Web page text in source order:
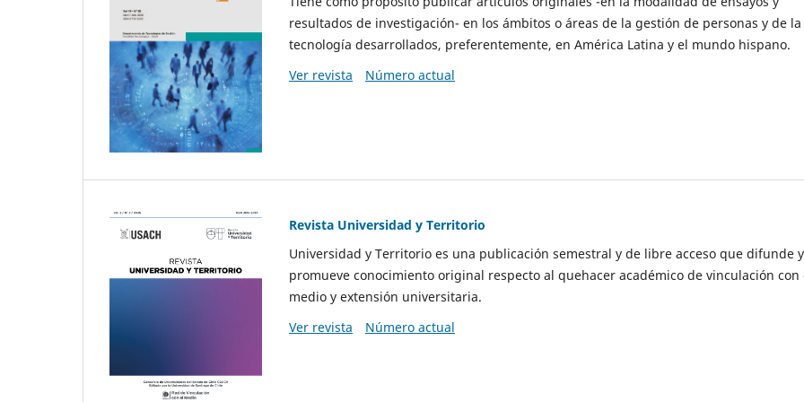
resultados de investigación- en los ámbitos o áreas de la gestión de personas y de la
tecnología desarrollados, preferentemente, en América Latina y el mundo hispano.
Ver revista
Número actual
Revista Universidad y Territorio
Universidad y Territorio es una publicación semestral y de libre acceso que difunde y
promueve conocimiento original respecto al quehacer académico de vinculación con
medio y extensión universitaria.
Ver revista
Número actual